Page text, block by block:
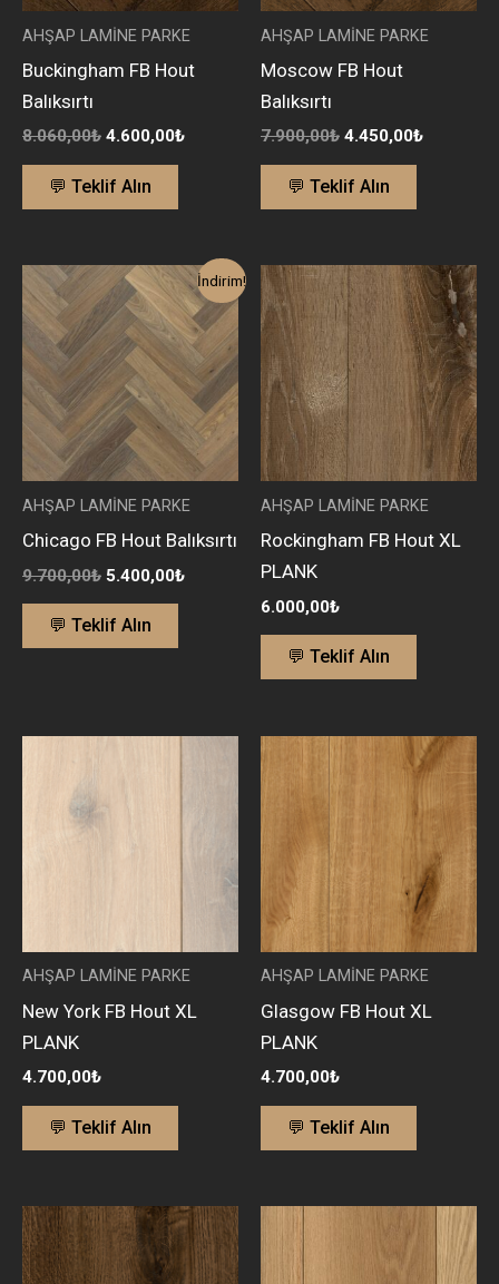
AHŞAP LAMİNE PARKE
Buckingham FB Hout
Balıksırtı
8.060,00₺ 4.600,00₺
💬 Teklif Alın
AHŞAP LAMİNE PARKE
Moscow FB Hout
Balıksırtı
7.900,00₺ 4.450,00₺
💬 Teklif Alın
İndirim!
AHŞAP LAMİNE PARKE
Chicago FB Hout Balıksırtı
9.700,00₺
Orijinal
fiyat:
9.700,00₺.
5.400,00₺
Şu
andaki
fiyat:
5.400,00₺.
💬 Teklif Alın
AHŞAP LAMİNE PARKE
Rockingham FB Hout XL
PLANK
6.000,00₺
💬 Teklif Alın
AHŞAP LAMİNE PARKE
New York FB Hout XL
PLANK
4.700,00₺
💬 Teklif Alın
AHŞAP LAMİNE PARKE
Glasgow FB Hout XL
PLANK
4.700,00₺
💬 Teklif Alın